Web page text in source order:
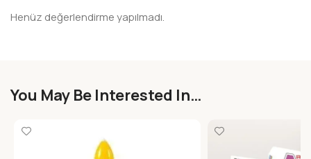
Henüz değerlendirme yapılmadı.
You May Be Interested In…